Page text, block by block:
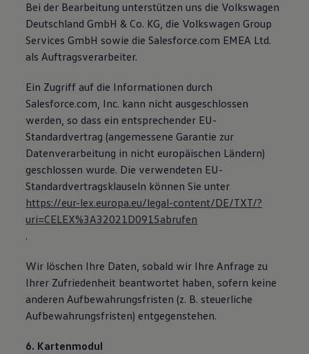
Bei der Bearbeitung unterstützen uns die Volkswagen
Deutschland GmbH & Co. KG, die Volkswagen Group
Services GmbH sowie die Salesforce.com EMEA Ltd.
als Auftragsverarbeiter.
Ein Zugriff auf die Informationen durch
Salesforce.com, Inc. kann nicht ausgeschlossen
werden, so dass ein entsprechender EU-
Standardvertrag (angemessene Garantie zur
Datenverarbeitung in nicht europäischen Ländern)
geschlossen wurde. Die verwendeten EU-
Standardvertragsklauseln können Sie unter
https://eur-lex.europa.eu/legal-content/DE/TXT/?
uri=CELEX%3A32021D0915abrufen
.
Wir löschen Ihre Daten, sobald wir Ihre Anfrage zu
Ihrer Zufriedenheit beantwortet haben, sofern keine
anderen Aufbewahrungsfristen (z. B. steuerliche
Aufbewahrungsfristen) entgegenstehen.
6. Kartenmodul